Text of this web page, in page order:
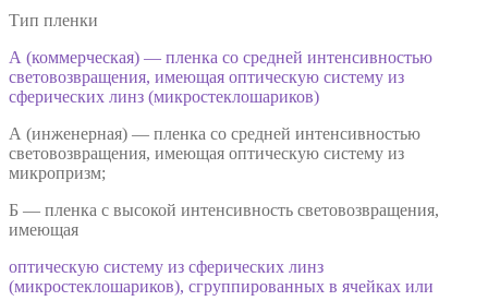
Тип пленки
А (коммерческая) — пленка со средней интенсивностью
световозвращения, имеющая оптическую систему из
сферических линз (микростеклошариков)
А (инженерная) — пленка со средней интенсивностью
световозвращения, имеющая оптическую систему из
микропризм;
Б — пленка с высокой интенсивность световозвращения,
имеющая
оптическую систему из сферических линз
(микростеклошариков), сгруппированных в ячейках или